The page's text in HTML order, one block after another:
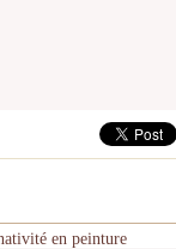
en peinture